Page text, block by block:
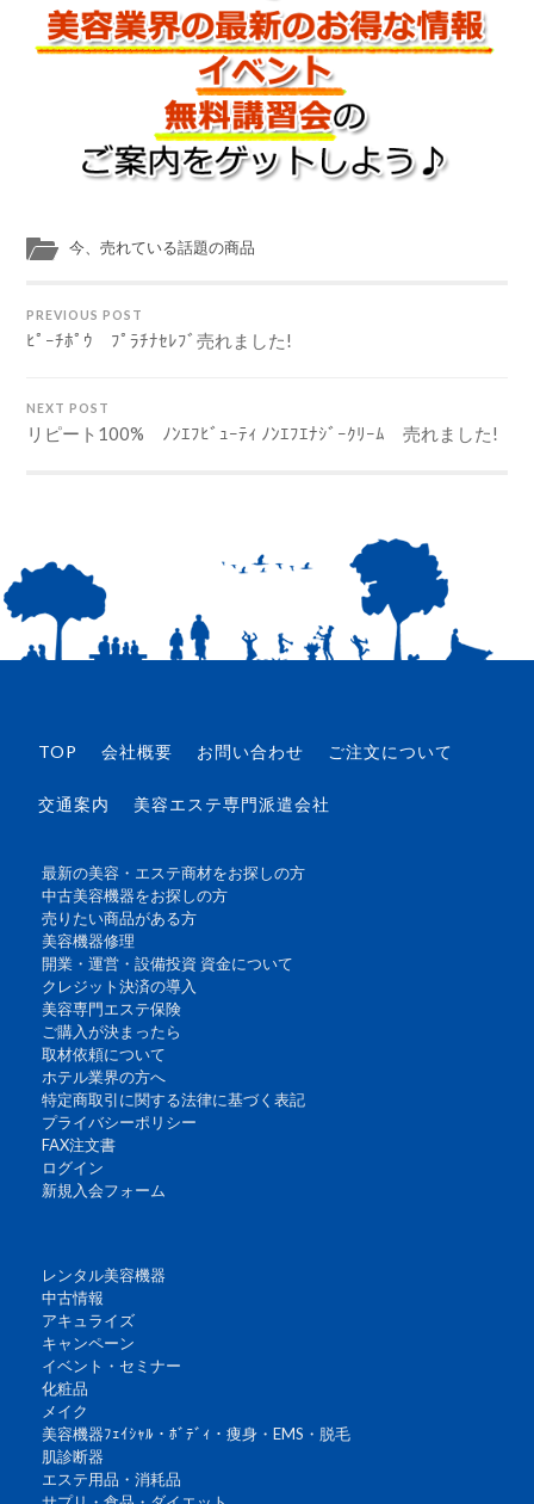
今、売れている話題の商品
PREVIOUS POST
ﾋﾟｰﾁﾎﾟｳ ﾌﾟﾗﾁﾅｾﾚﾌﾞ売れました!
NEXT POST
リピート100% ﾉﾝｴﾌﾋﾞｭｰﾃｨ ﾉﾝｴﾌｴﾅｼﾞｰｸﾘｰﾑ 売れました!
TOP 会社概要 お問い合わせ ご注文について
交通案内 美容エステ専門派遣会社
最新の美容・エステ商材をお探しの方
中古美容機器をお探しの方
売りたい商品がある方
美容機器修理
開業・運営・設備投資 資金について
クレジット決済の導入
美容専門エステ保険
ご購入が決まったら
取材依頼について
ホテル業界の方へ
特定商取引に関する法律に基づく表記
プライバシーポリシー
FAX注文書
ログイン
新規入会フォーム
レンタル美容機器
中古情報
アキュライズ
キャンペーン
イベント・セミナー
化粧品
メイク
美容機器ﾌｪｲｼｬﾙ・ﾎﾞﾃﾞｨ・痩身・EMS・脱毛
肌診断器
エステ用品・消耗品